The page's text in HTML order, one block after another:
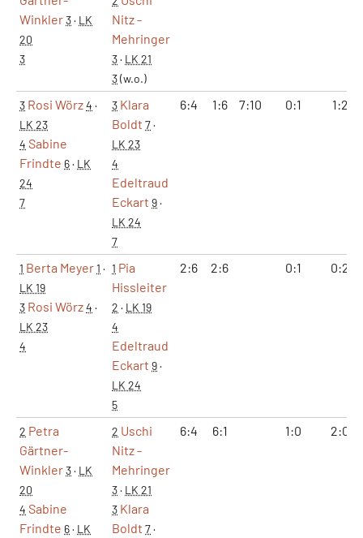
Winkler3· LK
20
3
Nitz -
Mehringer
3· LK 21
3(w.o.)
3 Rosi Wörz4 ·
LK 23
4 Sabine
Frindte 6· LK
24
7
3 Klara
Boldt 7·
LK 23
4
Edeltraud
Eckart 9·
LK 24
7
6:4 1:6 7:10 0:1 1:2
1 Berta Meyer1 ·
LK 19
3 Rosi Wörz4 ·
LK 23
4
1 Pia
Hissleiter
2 · LK 19
4
Edeltraud
Eckart 9·
LK 24
5
2:6 2:6 0:1 0:2
2 Petra
Gärtner-
Winkler3· LK
20
4 Sabine
Frindte 6· LK
2 Uschi
Nitz -
Mehringer
3· LK 21
3 Klara
Boldt 7·
6:4 6:1 1:0 2:0